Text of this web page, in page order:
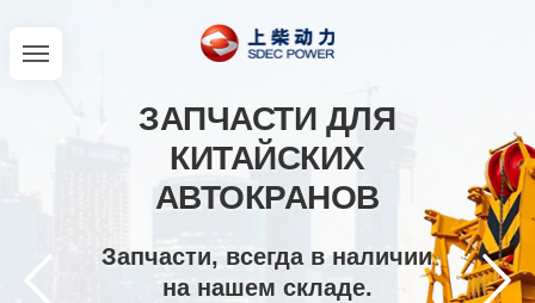
ЗАПЧАСТИ ДЛЯ
КИТАЙСКИХ
АВТОКРАНОВ
Запчасти, всегда в наличии
на нашем складе.